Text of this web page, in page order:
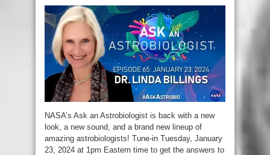
NASA’s Ask an Astrobiologist is back with a new
look, a new sound, and a brand new lineup of
amazing astrobiologists! Tune-in Tuesday, January
23, 2024 at 1pm Eastern time to get the answers to